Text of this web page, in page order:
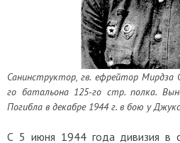
Санинструктор, гв. ефрейтор Мирдза
го батальона 125-го стр. полка.
Погибла в декабре 1944 г. в бою у
С 5 июня 1944 года дивизия в